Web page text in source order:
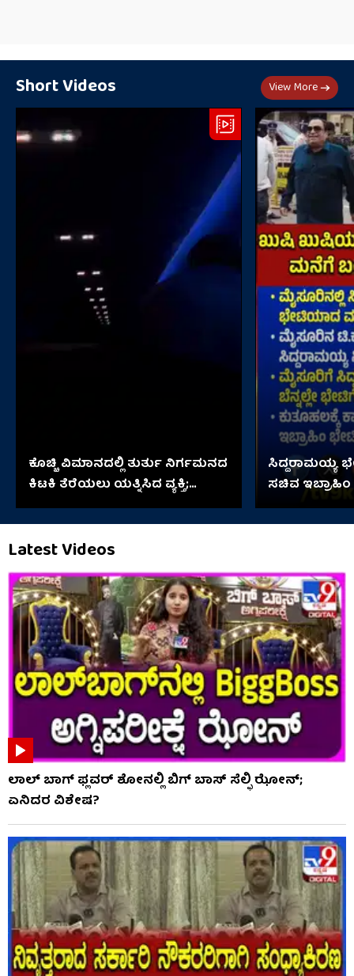
Short Videos View More
ಕೊಚ್ಚಿ ವಿಮಾನದಲ್ಲಿ ತುರ್ತು ನಿರ್ಗಮನದ
ಕಿಟಕಿ ತೆರೆಯಲು ಯತ್ನಿಸಿದ ವ್ಯಕ್ತಿ;
ಆಮೇಲೇನಾಯ್ತು?
ಸಿದ್ದರಾಮಯ್ಯ
ಸಚಿವ ಇಬ್ರಾಹಿಂ
Latest Videos
ಲಾಲ್ ಬಾಗ್ ಫ್ಲವರ್ ಶೋನಲ್ಲಿ ಬಿಗ್ ಬಾಸ್ ಸೆಲ್ಫಿ ಝೋನ್;
ಏನಿದರ ವಿಶೇಷ?